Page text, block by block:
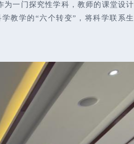
一门探究性学科，教师的课堂设计
教学的“六个转变”，将科学联系生